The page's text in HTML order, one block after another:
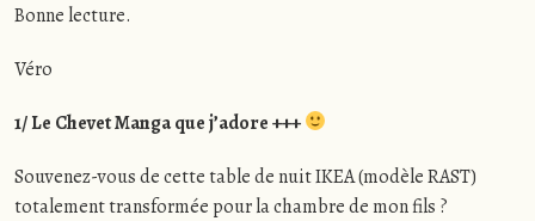
Bonne lecture.
Véro
1/ Le Chevet Manga que j’adore +++
Souvenez-vous de cette table de nuit IKEA (modèle RAST)
totalement transformée pour la chambre de mon fils ?